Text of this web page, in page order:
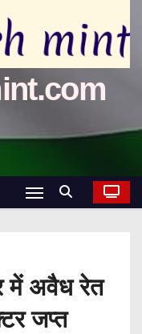
में अवैध रेत
जप्त